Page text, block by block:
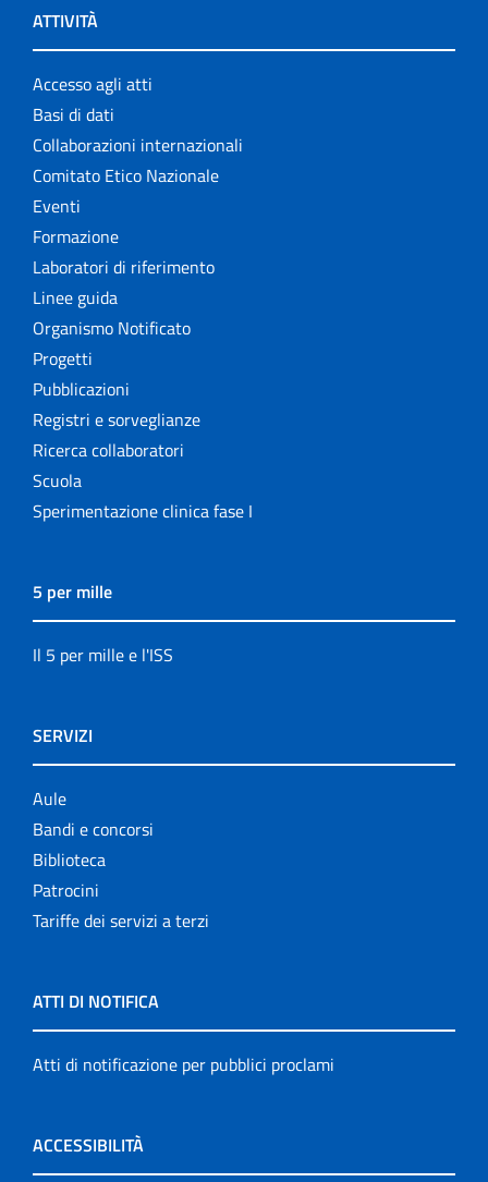
ATTIVITÀ
Accesso agli atti
Basi di dati
Collaborazioni internazionali
Comitato Etico Nazionale
Eventi
Formazione
Laboratori di riferimento
Linee guida
Organismo Notificato
Progetti
Pubblicazioni
Registri e sorveglianze
Ricerca collaboratori
Scuola
Sperimentazione clinica fase I
5 per mille
Il 5 per mille e l'ISS
SERVIZI
Aule
Bandi e concorsi
Biblioteca
Patrocini
Tariffe dei servizi a terzi
ATTI DI NOTIFICA
Atti di notificazione per pubblici proclami
ACCESSIBILITÀ